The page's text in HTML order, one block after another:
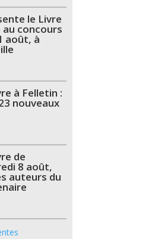
le Livre
concours
août, à
à Felletin :
nouveaux
de
8 août,
auteurs du